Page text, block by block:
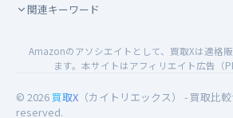
関連キーワード
Amazonのアソシエイトとして、買取Xは適格
ます。本サイトはアフィリエイト広告（
© 2026 買取X （カイトリエックス） - 買取比
reserved.